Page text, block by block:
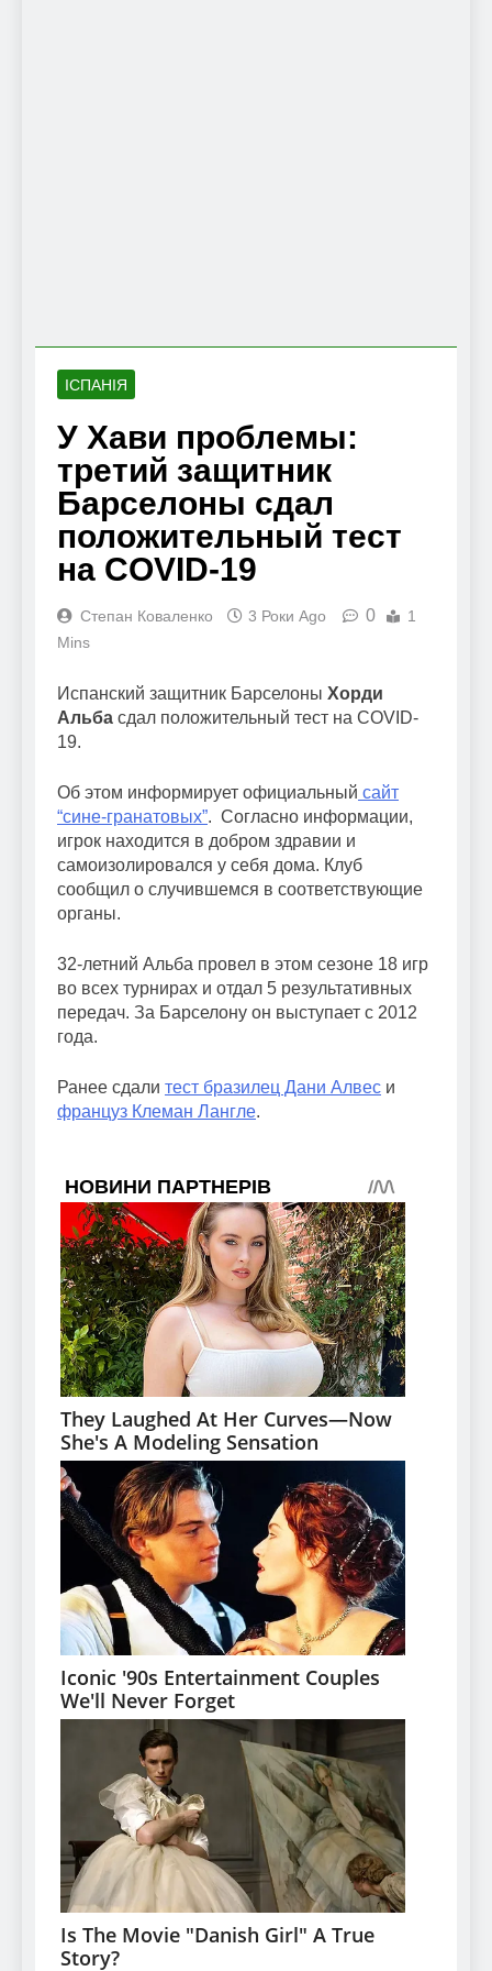
ІСПАНІЯ
У Хави проблемы:
третий защитник
Барселоны сдал
положительный тест
на COVID-19
Степан Коваленко 3 Роки Ago 0
1
Mins
Испанский защитник Барселоны Хорди
Альба сдал положительный тест на COVID-
19.
Об этом информирует официальный сайт
“сине-гранатовых”. Согласно информации,
игрок находится в добром здравии и
самоизолировался у себя дома. Клуб
сообщил о случившемся в соответствующие
органы.
32-летний Альба провел в этом сезоне 18 игр
во всех турнирах и отдал 5 результативных
передач. За Барселону он выступает с 2012
года.
Ранее сдали тест бразилец Дани Алвес и
француз Клеман Лангле.